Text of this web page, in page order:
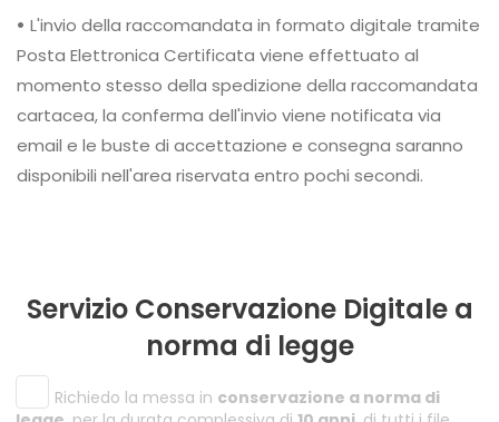
• L'invio della raccomandata in formato digitale tramite
Posta Elettronica Certificata viene effettuato al
momento stesso della spedizione della raccomandata
cartacea, la conferma dell'invio viene notificata via
email e le buste di accettazione e consegna saranno
disponibili nell'area riservata entro pochi secondi.
Servizio Conservazione Digitale a
norma di legge
Richiedo la messa in conservazione a norma di